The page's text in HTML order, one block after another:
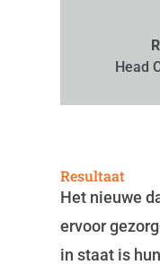
Head
Resultaat
Het nieuwe
ervoor
in staat is